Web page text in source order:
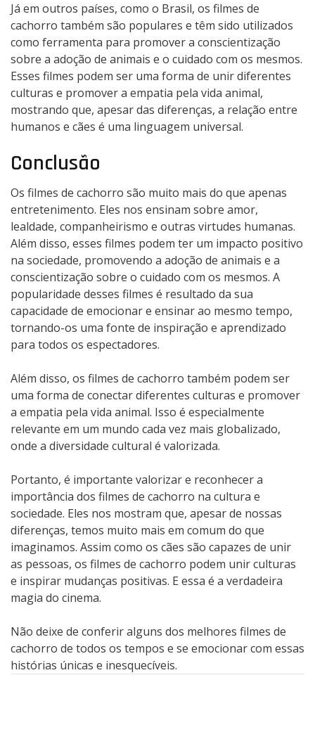
Já em outros países, como o Brasil, os filmes de
cachorro também são populares e têm sido utilizados
como ferramenta para promover a conscientização
sobre a adoção de animais e o cuidado com os mesmos.
Esses filmes podem ser uma forma de unir diferentes
culturas e promover a empatia pela vida animal,
mostrando que, apesar das diferenças, a relação entre
humanos e cães é uma linguagem universal.
Conclusão
Os filmes de cachorro são muito mais do que apenas
entretenimento. Eles nos ensinam sobre amor,
lealdade, companheirismo e outras virtudes humanas.
Além disso, esses filmes podem ter um impacto positivo
na sociedade, promovendo a adoção de animais e a
conscientização sobre o cuidado com os mesmos. A
popularidade desses filmes é resultado da sua
capacidade de emocionar e ensinar ao mesmo tempo,
tornando-os uma fonte de inspiração e aprendizado
para todos os espectadores.
Além disso, os filmes de cachorro também podem ser
uma forma de conectar diferentes culturas e promover
a empatia pela vida animal. Isso é especialmente
relevante em um mundo cada vez mais globalizado,
onde a diversidade cultural é valorizada.
Portanto, é importante valorizar e reconhecer a
importância dos filmes de cachorro na cultura e
sociedade. Eles nos mostram que, apesar de nossas
diferenças, temos muito mais em comum do que
imaginamos. Assim como os cães são capazes de unir
as pessoas, os filmes de cachorro podem unir culturas
e inspirar mudanças positivas. E essa é a verdadeira
magia do cinema.
Não deixe de conferir alguns dos melhores filmes de
cachorro de todos os tempos e se emocionar com essas
histórias únicas e inesquecíveis.